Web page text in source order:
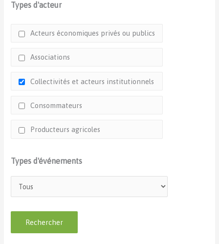
Types d'acteur
Acteurs économiques privés ou publics
Associations
Collectivités et acteurs institutionnels
Consommateurs
Producteurs agricoles
Types d'événements